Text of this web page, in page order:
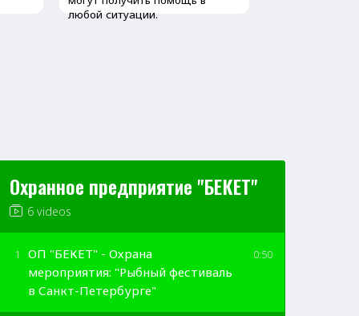
Охранное предприятие "БЕКЕТ"
6 videos
1
ОП "БЕКЕТ" - Охрана
мероприятия: "Рыбный фестиваль
в Санкт-Петербурге"
0:50